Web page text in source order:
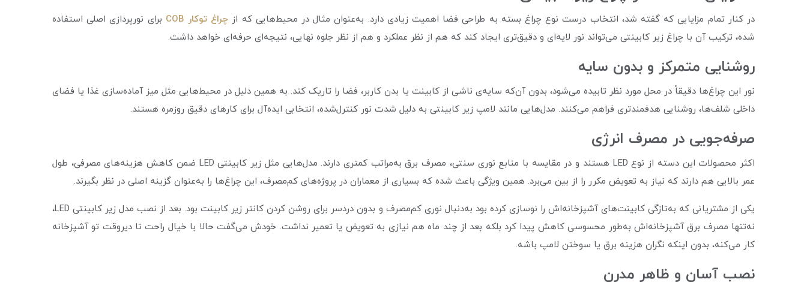
در کنار تمام مزایایی که گفته شد، انتخاب درست نوع چراغ بسته به طراحی فضا اهمیت زیادی دارد. به‌عنوان مثال در محیط‌هایی که از چراغ توکار COB
برای نورپردازی اصلی استفاده
شده، ترکیب آن با چراغ زیر کابینتی می‌تواند نور لایه‌ای و دقیق‌تری ایجاد کند که هم از نظر عملکرد و هم از نظر جلوه نهایی، نتیجه‌ای حرفه‌ای خواهد داشت.
روشنایی متمرکز و بدون سایه
نور این چراغ‌ها دقیقاً در محل مورد نظر تابیده می‌شود، بدون آن‌که سایه‌ی ناشی از کابینت یا بدن کاربر، فضا را تاریک کند. به همین دلیل در محیط‌هایی مثل میز آماده‌سازی غذا یا فضای
داخلی شلف‌ها، روشنایی هدفمندتری فراهم می‌کنند. مدل‌هایی مانند لامپ زیر کابینتی به دلیل شدت نور کنترل‌شده، انتخابی ایده‌آل برای کارهای دقیق روزمره هستند.
صرفه‌جویی در مصرف انرژی
اکثر محصولات این دسته از نوع LED هستند و در مقایسه با منابع نوری سنتی، مصرف برق به‌مراتب کمتری دارند. مدل‌هایی مثل زیر کابینتی LED ضمن کاهش هزینه‌های مصرفی، طول
عمر بالایی هم دارند که نیاز به تعویض مکرر را از بین می‌برد. همین ویژگی باعث شده که بسیاری از معماران در پروژه‌های کم‌مصرف، این چراغ‌ها را به‌عنوان گزینه اصلی در نظر بگیرند.
یکی از مشتریانی که به‌تازگی کابینت‌های آشپزخانه‌اش را نوسازی کرده بود به‌دنبال نوری کم‌مصرف و بدون دردسر برای روشن کردن کانتر زیر کابینت بود. بعد از نصب مدل زیر کابینتی LED،
نه‌تنها مصرف برق آشپزخانه‌اش به‌طور محسوسی کاهش پیدا کرد بلکه بعد از چند ماه هم نیازی به تعویض یا تعمیر نداشت. خودش می‌گفت حالا با خیال راحت تا دیروقت تو آشپزخانه
کار می‌کنه، بدون اینکه نگران هزینه برق یا سوختن لامپ باشه.
نصب آسان و ظاهر مدرن